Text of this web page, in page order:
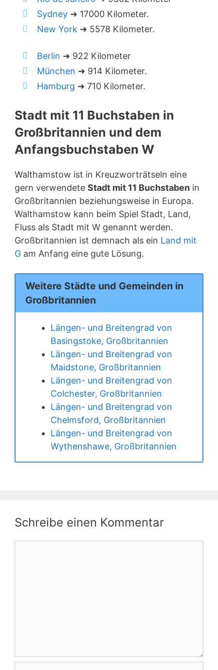
Sydney ➜ 17000 Kilometer.
New York ➜ 5578 Kilometer.
Berlin ➜ 922 Kilometer
München ➜ 914 Kilometer.
Hamburg ➜ 710 Kilometer.
Stadt mit 11 Buchstaben in
Großbritannien und dem
Anfangsbuchstaben W
Walthamstow ist in Kreuzworträtseln eine
gern verwendete Stadt mit 11 Buchstaben in
Großbritannien beziehungsweise in Europa.
Walthamstow kann beim Spiel Stadt, Land,
Fluss als Stadt mit W genannt werden.
Großbritannien ist demnach als ein Land mit
G am Anfang eine gute Lösung.
Weitere Städte und Gemeinden in
Großbritannien
Längen- und Breitengrad von
Basingstoke, Großbritannien
Längen- und Breitengrad von
Maidstone, Großbritannien
Längen- und Breitengrad von
Colchester, Großbritannien
Längen- und Breitengrad von
Chelmsford, Großbritannien
Längen- und Breitengrad von
Wythenshawe, Großbritannien
Schreibe einen Kommentar